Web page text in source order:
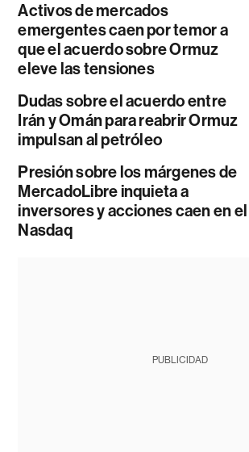
Activos de mercados
emergentes caen por temor a
que el acuerdo sobre Ormuz
eleve las tensiones
Dudas sobre el acuerdo entre
Irán y Omán para reabrir Ormuz
impulsan al petróleo
Presión sobre los márgenes de
MercadoLibre inquieta a
inversores y acciones caen en el
Nasdaq
PUBLICIDAD